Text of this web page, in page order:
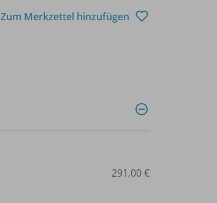
Zum Merkzettel hinzufügen
291,00 €